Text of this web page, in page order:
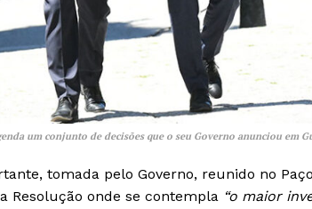
um conjunto de decisões que o seu Governo anunciou em
tomada pelo Governo, reunido no
Resolução onde se contempla “o maior